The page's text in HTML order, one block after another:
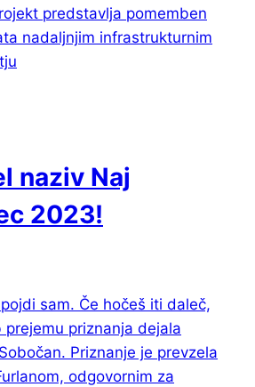
predstavlja pomemben
nadaljnjim infrastrukturnim
naziv Naj
2023!
sam. Če hočeš iti daleč,
prejemu priznanja dejala
Priznanje je prevzela
odgovornim za